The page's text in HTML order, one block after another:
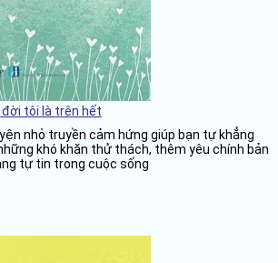
đời tôi là trên hết
nhỏ truyền cảm hứng giúp bạn tự khẳng
khó khăn thử thách, thêm yêu chính bản
tự tin trong cuộc sống